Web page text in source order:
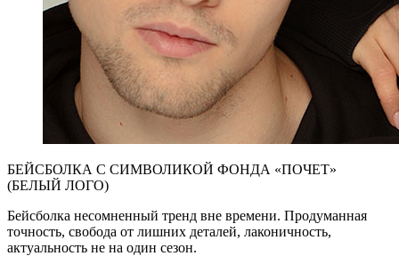
БЕЙСБОЛКА С СИМВОЛИКОЙ ФОНДА «ПОЧЕТ»
(БЕЛЫЙ ЛОГО)
Бейсболка несомненный тренд вне времени. Продуманная
точность, свобода от лишних деталей, лаконичность,
актуальность не на один сезон.